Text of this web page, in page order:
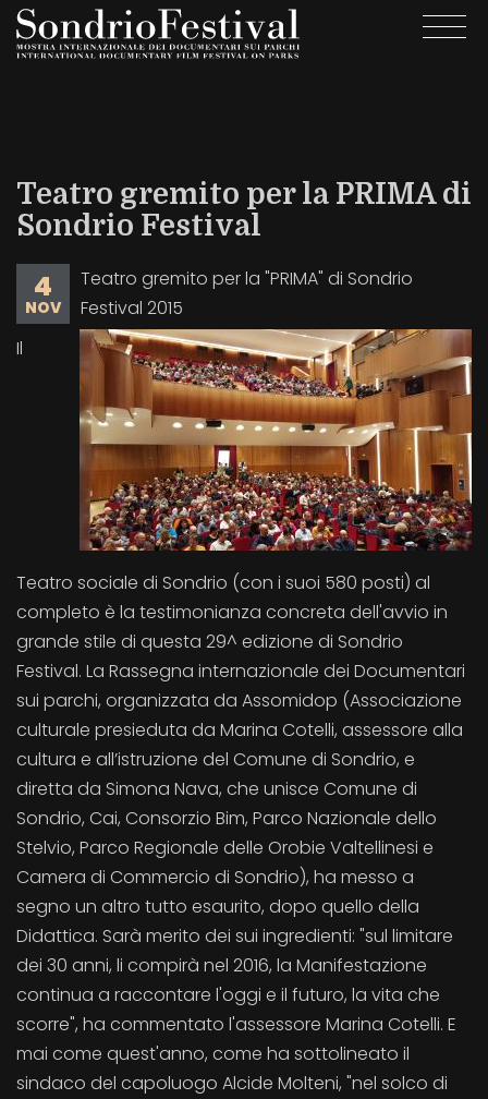
Salta
Teatro gremito per la PRIMA di
Sondrio Festival
4
NOV
Teatro gremito per la "PRIMA" di Sondrio
Festival 2015
Il
Teatro sociale di Sondrio (con i suoi 580 posti) al
completo è la testimonianza concreta dell'avvio in
grande stile di questa 29^ edizione di Sondrio
Festival. La Rassegna internazionale dei Documentari
sui parchi, organizzata da Assomidop (Associazione
culturale presieduta da Marina Cotelli, assessore alla
cultura e all’istruzione del Comune di Sondrio, e
diretta da Simona Nava, che unisce Comune di
Sondrio, Cai, Consorzio Bim, Parco Nazionale dello
Stelvio, Parco Regionale delle Orobie Valtellinesi e
Camera di Commercio di Sondrio), ha messo a
segno un altro tutto esaurito, dopo quello della
Didattica. Sarà merito dei sui ingredienti: "sul limitare
dei 30 anni, li compirà nel 2016, la Manifestazione
continua a raccontare l'oggi e il futuro, la vita che
scorre", ha commentato l'assessore Marina Cotelli. E
mai come quest'anno, come ha sottolineato il
sindaco del capoluogo Alcide Molteni, "nel solco di